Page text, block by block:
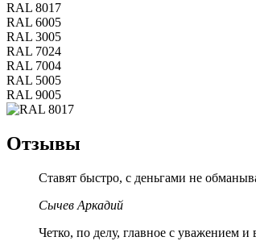
RAL 8017
RAL 6005
RAL 3005
RAL 7024
RAL 7004
RAL 5005
RAL 9005
Отзывы
Ставят быстро, с деньгами не
Сычев Аркадий
Четко, по делу, главное с